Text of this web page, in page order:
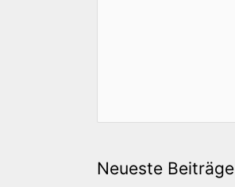
Neueste Beiträge